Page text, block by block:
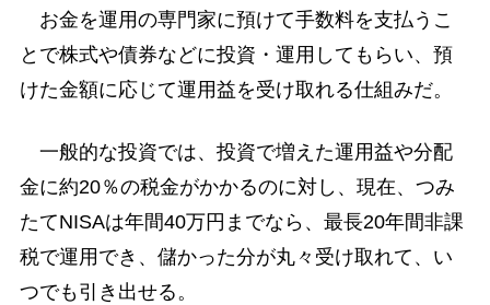
お金を運用の専門家に預けて手数料を支払うこ
とで株式や債券などに投資・運用してもらい、預
けた金額に応じて運用益を受け取れる仕組みだ。
一般的な投資では、投資で増えた運用益や分配
金に約20％の税金がかかるのに対し、現在、つみ
たてNISAは年間40万円までなら、最長20年間非課
税で運用でき、儲かった分が丸々受け取れて、い
つでも引き出せる。